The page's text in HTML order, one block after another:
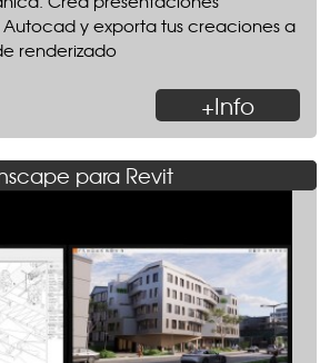
y exporta tus creaciones a
renderizado
+Info
para Revit